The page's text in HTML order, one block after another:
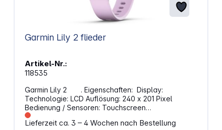
Garmin Lily 2 flieder
Artikel-Nr.:
118535
Garmin Lily 2 . Eigenschaften: Display:
Technologie: LCD Auflösung: 240 x 201 Pixel
Bedienung / Sensoren: Touchscreen
Beschleunigungssensor Herzfrequenz-Sensor
Funktionen: Kalorienverbrauchsmessung
Lieferzeit ca. 3 – 4 Wochen nach Bestellung